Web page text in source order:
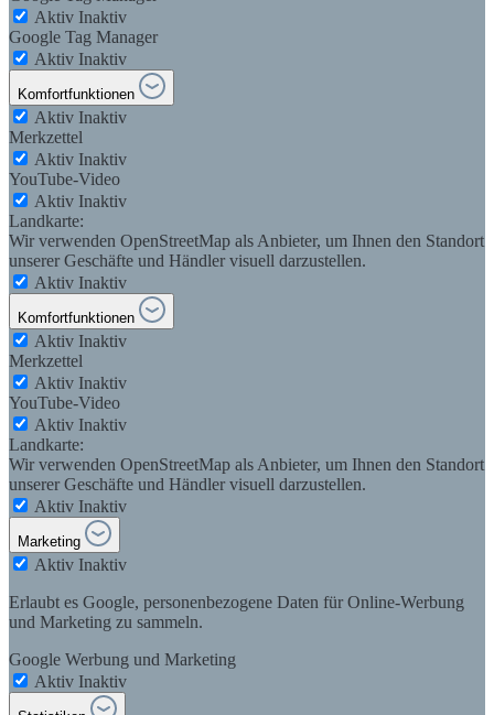
Aktiv Inaktiv
Google Tag Manager
Aktiv Inaktiv
Komfortfunktionen
Aktiv Inaktiv
Merkzettel
Aktiv Inaktiv
YouTube-Video
Aktiv Inaktiv
Landkarte:
Wir verwenden OpenStreetMap als Anbieter, um Ihnen den Standort
unserer Geschäfte und Händler visuell darzustellen.
Aktiv Inaktiv
Komfortfunktionen
Aktiv Inaktiv
Merkzettel
Aktiv Inaktiv
YouTube-Video
Aktiv Inaktiv
Landkarte:
Wir verwenden OpenStreetMap als Anbieter, um Ihnen den Standort
unserer Geschäfte und Händler visuell darzustellen.
Aktiv Inaktiv
Marketing
Aktiv Inaktiv
Erlaubt es Google, personenbezogene Daten für Online-Werbung
und Marketing zu sammeln.
Google Werbung und Marketing
Aktiv Inaktiv